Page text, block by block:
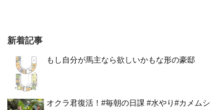
新着記事
もし自分が馬主なら欲しいかもな形の豪邸
オクラ君復活！#毎朝の日課 #水やり#カメムシ